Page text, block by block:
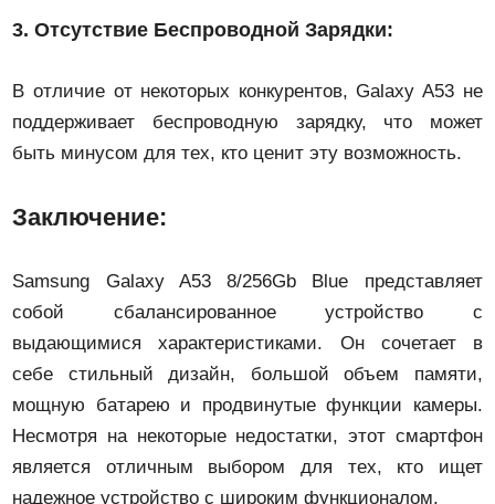
3.Отсутствие Беспроводной Зарядки:
В отличие от некоторых конкурентов, Galaxy A53 не
поддерживает беспроводную зарядку, что может
быть минусом для тех, кто ценит эту возможность.
Заключение:
Samsung Galaxy A53 8/256Gb Blue представляет
собой сбалансированное устройство с
выдающимися характеристиками. Он сочетает в
себе стильный дизайн, большой объем памяти,
мощную батарею и продвинутые функции камеры.
Несмотря на некоторые недостатки, этот смартфон
является отличным выбором для тех, кто ищет
надежное устройство с широким функционалом.